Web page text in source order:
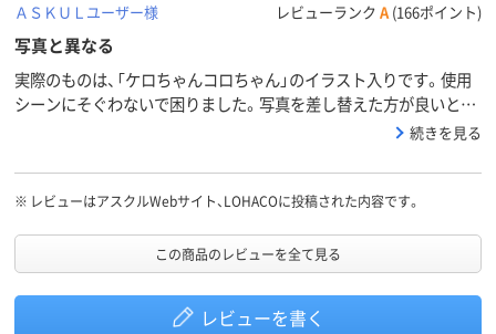
ＡＳＫＵＬユーザー様
レビューランク A (166ポイント)
写真と異なる
実際のものは、「ケロちゃんコロちゃん」のイラスト入りです。使用
シーンにそぐわないで困りました。写真を差し替えた方が良いと思
続きを見る
※ レビューはアスクルWebサイト、LOHACOに投稿された内容です。
この商品のレビューを全て見る
レビューを書く